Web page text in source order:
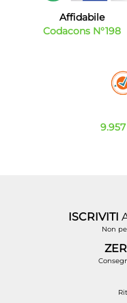
Affidabile
Codacons N°198
ISCRIVITI
Non